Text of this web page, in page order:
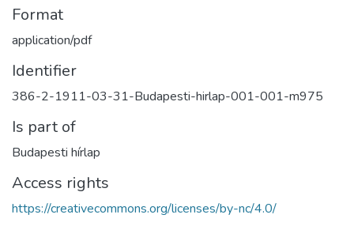
Format
application/pdf
Identifier
386-2-1911-03-31-Budapesti-hirlap-001-001-m975
Is part of
Budapesti hírlap
Access rights
https://creativecommons.org/licenses/by-nc/4.0/